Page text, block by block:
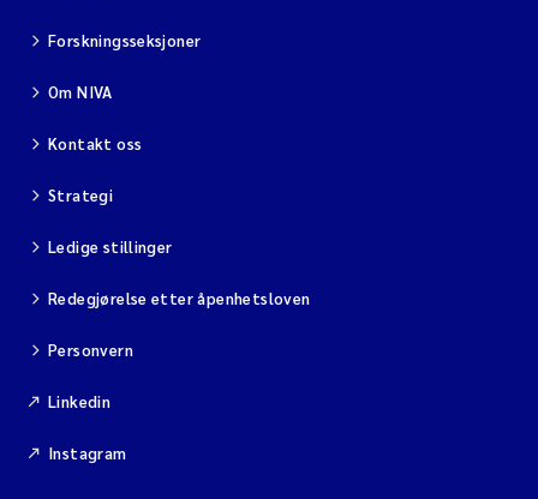
Forskningsseksjoner
Om NIVA
Kontakt oss
Strategi
Ledige stillinger
Redegjørelse etter åpenhetsloven
Personvern
Linkedin
Instagram